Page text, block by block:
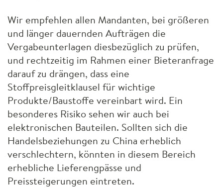
Wir empfehlen allen Mandanten, bei größeren
und länger dauernden Aufträgen die
Vergabeunterlagen diesbezüglich zu prüfen,
und rechtzeitig im Rahmen einer Bieteranfrage
darauf zu drängen, dass eine
Stoffpreisgleitklausel für wichtige
Produkte/Baustoffe vereinbart wird. Ein
besonderes Risiko sehen wir auch bei
elektronischen Bauteilen. Sollten sich die
Handelsbeziehungen zu China erheblich
verschlechtern, könnten in diesem Bereich
erhebliche Lieferengpässe und
Preissteigerungen eintreten.